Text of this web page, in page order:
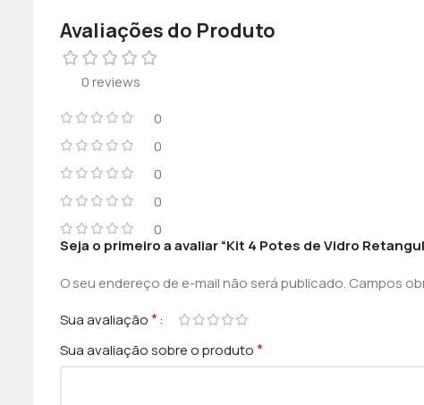
Avaliações do Produto
0 reviews
0
0
0
0
0
Seja o primeiro a avaliar “Kit 4 Potes de Vidro
O seu endereço de e-mail não será publicado. Campos
Sua avaliação*
Sua avaliação sobre o produto*